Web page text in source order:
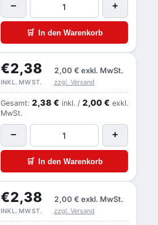
− +
🛒 In den Warenkorb
€2,38 2,00 € exkl. MwSt.
INKL. MWST. zzgl. Versand
Gesamt: 2,38 € inkl. / 2,00 € exkl.
MwSt.
− +
🛒 In den Warenkorb
€2,38 2,00 € exkl. MwSt.
INKL. MWST. zzgl. Versand